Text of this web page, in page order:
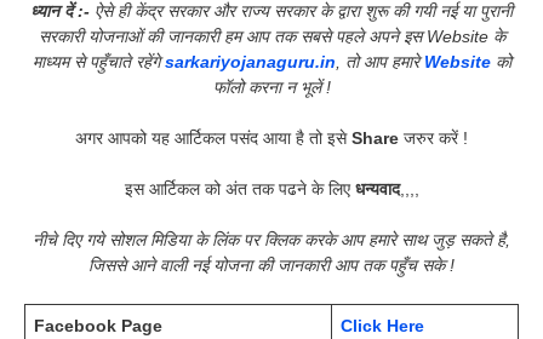
ध्यान दें :- ऐसे ही केंद्र सरकार और राज्य सरकार के द्वारा शुरू की गयी नई या पुरानी
सरकारी योजनाओं की जानकारी हम आप तक सबसे पहले अपने इस Website के
माध्यम से पहुँचाते रहेंगेsarkariyojanaguru.in, तो आप हमारेWebsiteको
फॉलो करना न भूलें !
अगर आपको यह आर्टिकल पसंद आया है तो इसेShare जरुर करें !
इस आर्टिकल को अंत तक पढने के लिएधन्यवाद,,,,
नीचे दिए गये सोशल मिडिया के लिंक पर क्लिक करके आप हमारे साथ जुड़ सकते है,
जिससे आने वाली नई योजना की जानकारी आप तक पहुँच सके !
Facebook Page Click Here